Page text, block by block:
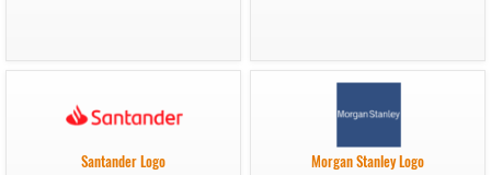
Santander Logo Morgan Stanley Logo